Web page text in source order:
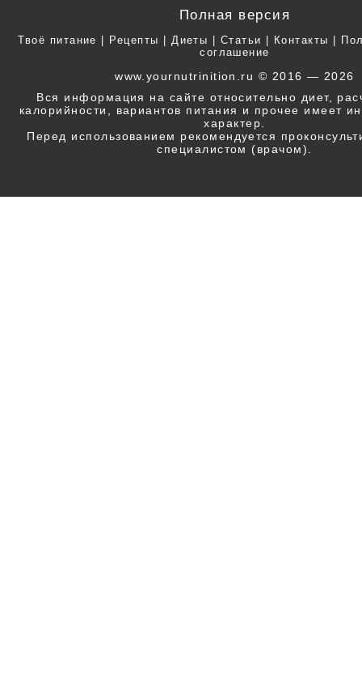
Полная версия
Твоё питание Рецепты |Диеты Статьи Контакты
соглашение
www.yournutrinition.ru © 2016 — 2026
Вся информация на сайте относительно диет,
калорийности, вариантов питания и прочее имеет
характер.
Перед использованием рекомендуется
специалистом (врачом).